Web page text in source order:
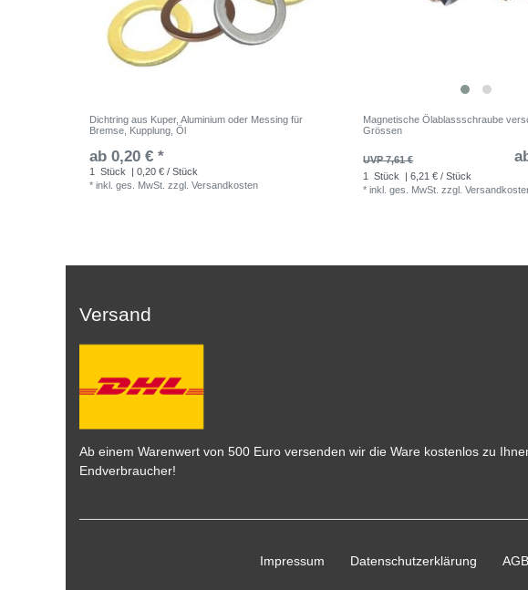
Dichtring aus Kuper, Aluminium oder Messing für
Bremse, Kupplung, Öl
ab 0,20 € *
1 Stück
| 0,20 € / Stück
*inkl. ges. MwSt. zzgl.Versandkosten
Magnetische Ölablassschraube
Grössen
UVP 7,61 €
1 Stück
| 6,21 € / Stück
*inkl. ges. MwSt. zzgl.
Versand
Ab einem Warenwert von 500 Euro versenden wir die Ware kostenlos zu
Endverbraucher!
Impressum Daten­schutz­erklärung AGB